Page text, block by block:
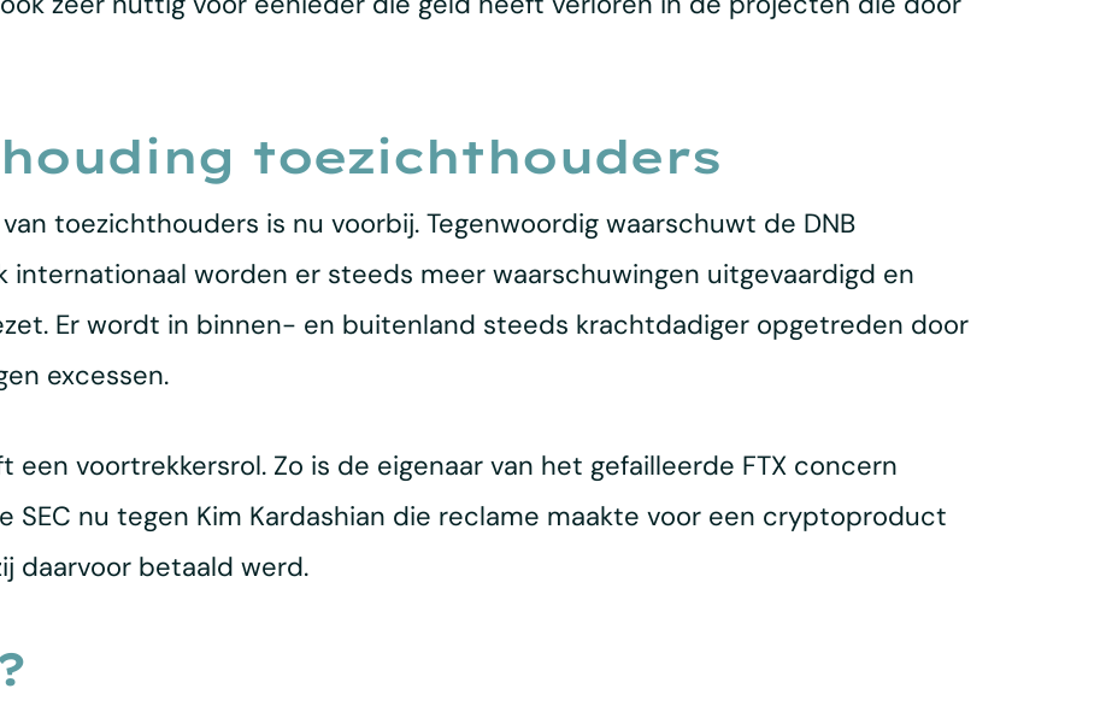
toezichthouders
toezichthouders is nu voorbij. Tegenwoordig waarschuwt de DNB
internationaal worden er steeds meer waarschuwingen uitgevaardigd en
Er wordt in binnen- en buitenland steeds krachtdadiger opgetreden door
excessen.
een voortrekkersrol. Zo is de eigenaar van het gefailleerde FTX concern
nu tegen Kim Kardashian die reclame maakte voor een cryptoproduct
daarvoor betaald werd.